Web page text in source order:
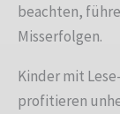
beachten,
Misserfolgen.
Kinder mit
profitieren